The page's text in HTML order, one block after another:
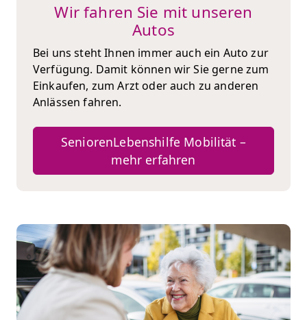
Wir fahren Sie mit unseren
Autos
Bei uns steht Ihnen immer auch ein Auto zur
Verfügung. Damit können wir Sie gerne zum
Einkaufen, zum Arzt oder auch zu anderen
Anlässen fahren.
SeniorenLebenshilfe Mobilität –
mehr erfahren